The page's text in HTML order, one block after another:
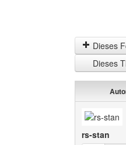
Dieses
Dieses
rs-stan